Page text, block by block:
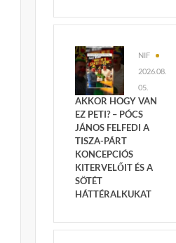
NIF
2026.08.
05.
AKKOR HOGY VAN
EZ PETI? – PÓCS
JÁNOS FELFEDI A
TISZA-PÁRT
KONCEPCIÓS
KITERVELŐIT ÉS A
SÖTÉT
HÁTTÉRALKUKAT